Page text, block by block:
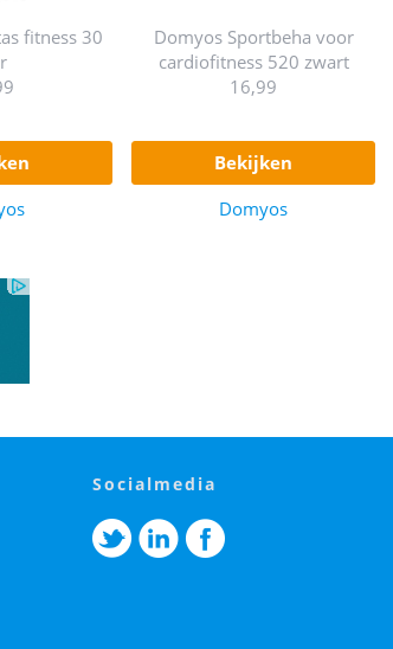
fitness 30
Domyos Sportbeha voor
cardiofitness 520 zwart
16,99
bekijken
Domyos
socialmedia